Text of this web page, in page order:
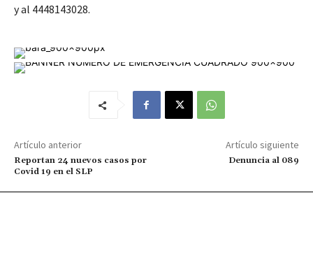
y al 4448143028.
Artículo anterior
Reportan 24 nuevos casos por
Covid 19 en el SLP
Artículo siguiente
Denuncia al 089